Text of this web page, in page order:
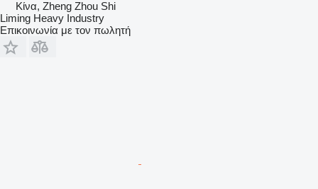
Κίνα, Zheng Zhou Shi
Liming Heavy Industry
Επικοινωνία με τον πωλητή